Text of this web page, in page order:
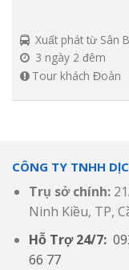
Xuất phát từ Sân
3 ngày 2 đêm
Tour khách Đoàn
CÔNG TY TNHH
Trụ sở chính:
Ninh Kiều, TP,
Hỗ Trợ 24/7:
66 77